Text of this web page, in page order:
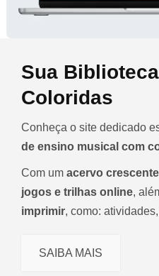
Sua
Coloridas
Conheça o site dedicado
de ensino musical com
Com um acervo crescente
jogos e trilhas online,
imprimir, como:
SAIBA MAIS